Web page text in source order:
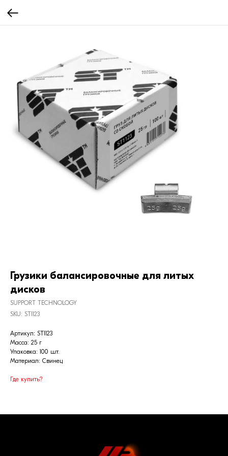
Грузики балансировочные для литых
дисков
SUPPORT TECHNOLOGY
SKU: ST1123
Артикул: ST1123
Масса: 25 г
Упаковка: 100 шт.
Материал: Свинец
Где купить?